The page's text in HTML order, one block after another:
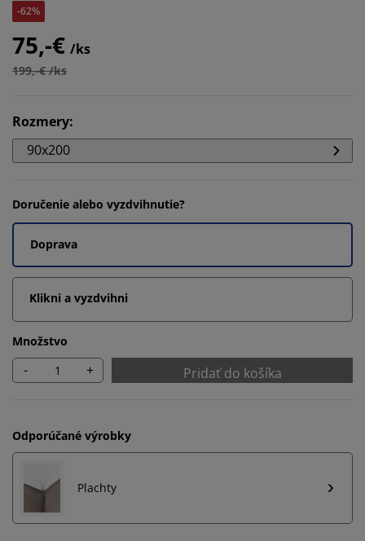
-62%
75,-€ /ks
199,-€ /ks
Rozmery:
90x200
Doručenie alebo vyzdvihnutie?
Doprava
Klikni a vyzdvihni
Množstvo
- + Pridať do košíka
Odporúčané výrobky
Plachty